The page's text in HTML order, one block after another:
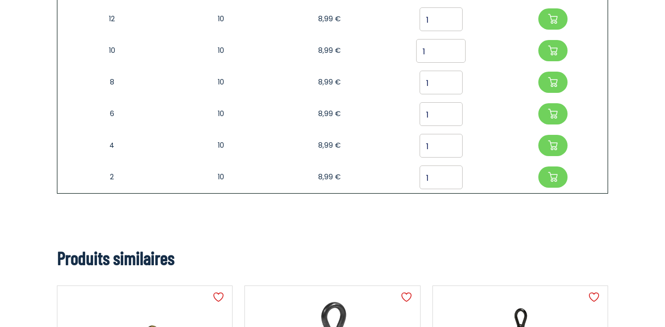
12 10 8,99 €
10 10 8,99 €
8 10 8,99 €
6 10 8,99 €
4 10 8,99 €
2 10 8,99 €
Produits similaires